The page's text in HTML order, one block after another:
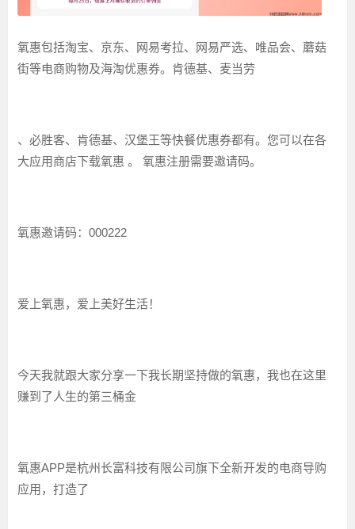
氧惠包括淘宝、京东、网易考拉、网易严选、唯品会、蘑菇
街等电商购物及海淘优惠券。肯德基、麦当劳
、必胜客、肯德基、汉堡王等快餐优惠券都有。您可以在各
大应用商店下载氧惠 。 氧惠注册需要邀请码。
氧惠邀请码：000222
爱上氧惠，爱上美好生活！
今天我就跟大家分享一下我长期坚持做的氧惠，我也在这里
赚到了人生的第三桶金
氧惠APP是杭州长富科技有限公司旗下全新开发的电商导购
应用，打造了